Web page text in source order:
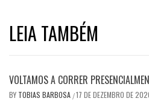
LEIA TAMBÉM
VOLTAMOS A CORRER
BY TOBIAS BARBOSA /17 DE DEZEMBRO DE